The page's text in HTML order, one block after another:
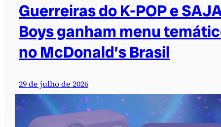
Guerreiras do K-POP e
Boys ganham menu
no McDonald’s Brasil
29 de julho de 2026